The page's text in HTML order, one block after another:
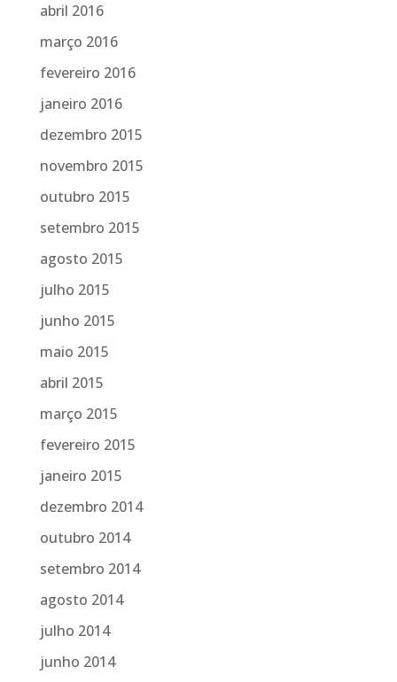
abril 2016
março 2016
fevereiro 2016
janeiro 2016
dezembro 2015
novembro 2015
outubro 2015
setembro 2015
agosto 2015
julho 2015
junho 2015
maio 2015
abril 2015
março 2015
fevereiro 2015
janeiro 2015
dezembro 2014
outubro 2014
setembro 2014
agosto 2014
julho 2014
junho 2014